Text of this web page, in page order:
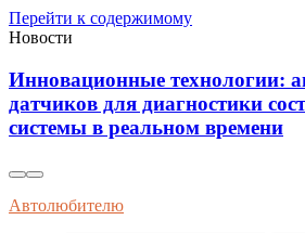
Перейти к содержимому
Новости
технологии:
для диагностики
в реальном времени
Автолюбителю